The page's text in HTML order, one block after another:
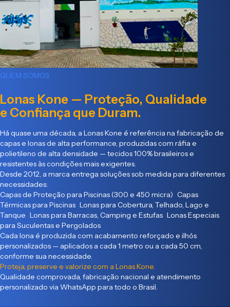
QUEM SOMOS
Lonas Kone — Proteção, Qualidade
e Confiança que Duram.
Há quase uma década, a Lonas Kone é referência na fabricação de
capas e lonas de alta performance, produzidas com ráfia e
polietileno de alta densidade — tecidos 100% brasileiros e
resistentes às condições mais exigentes.
Desde 2012, a marca entrega soluções sob medida para diferentes
necessidades:
Capas de Proteção para Piscinas (300 e 450 micra) Capas
Térmicas para Piscinas Lonas para Cobertura, Telhado, Lago e
Tanque Lonas para Barracas, Camping e Estufas Lonas Especiais
para Suculentas e Pergolados
Cada lona é produzida com acabamento reforçado e ilhós
personalizados — aplicados a cada 1 metro ou a cada 50 cm,
conforme sua necessidade.
Proteja, preserve e valorize com a Lonas Kone.
Qualidade comprovada, fabricação nacional e atendimento
personalizado via WhatsApp para todo o Brasil.